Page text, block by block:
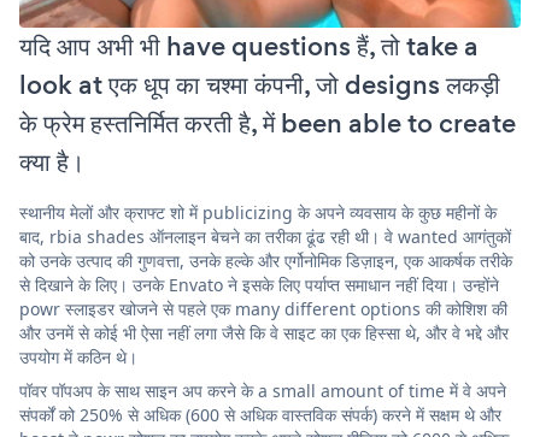
यदि आप अभी भी have questions हैं, तो take a
look at एक धूप का चश्मा कंपनी, जो designs लकड़ी
के फ्रेम हस्तनिर्मित करती है, में been able to create
क्या है।
स्थानीय मेलों और क्राफ्ट शो में publicizing के अपने व्यवसाय के कुछ महीनों के
बाद, rbia shades ऑनलाइन बेचने का तरीका ढूंढ रही थी। वे wanted आगंतुकों
को उनके उत्पाद की गुणवत्ता, उनके हल्के और एर्गोनोमिक डिज़ाइन, एक आकर्षक तरीके
से दिखाने के लिए। उनके Envato ने इसके लिए पर्याप्त समाधान नहीं दिया। उन्होंने
powr स्लाइडर खोजने से पहले एक many different options की कोशिश की
और उनमें से कोई भी ऐसा नहीं लगा जैसे कि वे साइट का एक हिस्सा थे, और वे भद्दे और
उपयोग में कठिन थे।
पॉवर पॉपअप के साथ साइन अप करने के a small amount of time में वे अपने
संपर्कों को 250% से अधिक (600 से अधिक वास्तविक संपर्क) करने में सक्षम थे और